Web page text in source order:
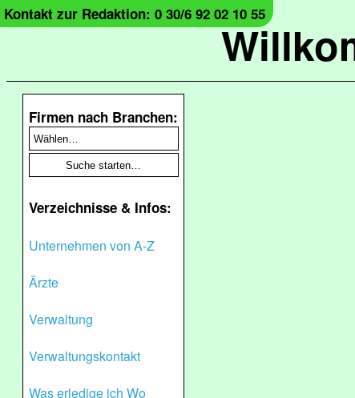
Kontakt zur Redaktion: 0 30/6 92 02 10 55
Firmen nach Branchen:
Verzeichnisse & Infos:
Unternehmen von A-Z
Ärzte
Verwaltung
Verwaltungskontakt
Was erledige ich Wo